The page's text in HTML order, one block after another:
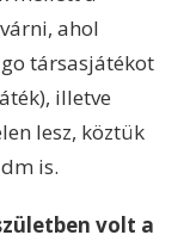
ahol
társasjátékot
illetve
lesz, köztük
is.
volt a